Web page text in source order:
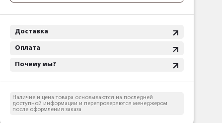
Доставка
Оплата
Почему мы?
Наличие и цена товара основываются на последней
доступной информации и перепроверяются менеджером
после оформления заказа